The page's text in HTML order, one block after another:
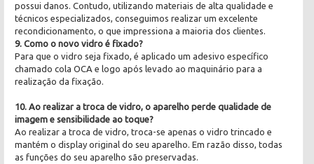
possui danos. Contudo, utilizando materiais de alta qualidade e
técnicos especializados, conseguimos realizar um excelente
recondicionamento, o que impressiona a maioria dos clientes.
9. Como o novo vidro é fixado?
Para que o vidro seja fixado, é aplicado um adesivo específico
chamado cola OCA e logo após levado ao maquinário para a
realização da fixação.
10. Ao realizar a troca de vidro, o aparelho perde qualidade de
imagem e sensibilidade ao toque?
Ao realizar a troca de vidro, troca-se apenas o vidro trincado e
mantém o display original do seu aparelho. Em razão disso, todas
as funções do seu aparelho são preservadas.